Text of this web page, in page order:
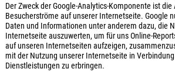
Der Zweck der Google-Analytics-Komponente ist die
Besucherströme auf unserer Internetseite. Google
Daten und Informationen unter anderem dazu, die
Internetseite auszuwerten, um für uns Online-
auf unseren Internetseiten aufzeigen,
mit der Nutzung unserer Internetseite in
Dienstleistungen zu erbringen.